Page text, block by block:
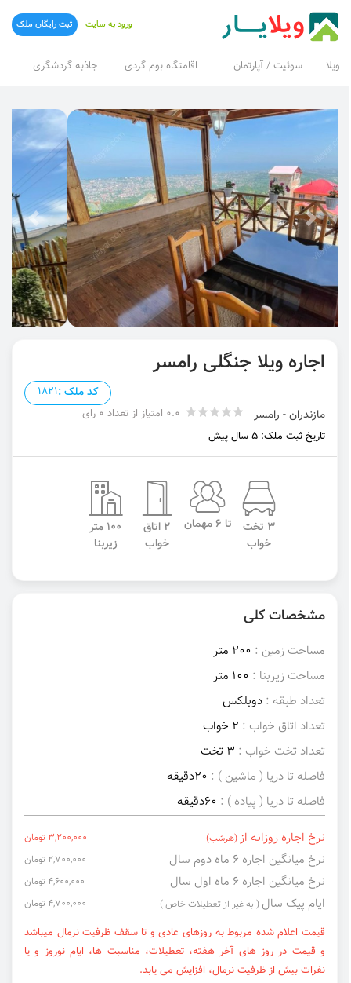
ویلا سوئیت / آپارتمان اقامتگاه بوم گردی جاذبه گردشگری
ورود به سایت ثبت رایگان ملک
اجاره ویلا جنگلی رامسر
کد ملک :1821
مازندران - رامسر
0.0 امتیاز از تعداد 0 رای
تاریخ ثبت ملک: 5 سال پیش
3 تخت
خواب
تا 6 مهمان
2 اتاق
خواب
100 متر
زیربنا
مشخصات کلی
مساحت زمین : 200 متر
مساحت زیربنا : 100 متر
تعداد طبقه : دوبلکس
تعداد اتاق خواب : 2 خواب
تعداد تخت خواب : 3 تخت
فاصله تا دریا ( ماشین ) : 20دقیقه
فاصله تا دریا ( پیاده ) : 60دقیقه
نرخ اجاره روزانه از (هرشب) 3,200,000 تومان
نرخ میانگین اجاره ۶ ماه دوم سال 2,700,000 تومان
نرخ میانگین اجاره ۶ ماه اول سال 4,600,000 تومان
ایام پیک سال ( به غیر از تعطیلات خاص ) 4,700,000 تومان
قیمت اعلام شده مربوط به روزهای عادی و تا سقف ظرفیت نرمال میباشد
و قیمت در روز های آخر هفته، تعطیلات، مناسبت ها، ایام نوروز و یا
نفرات بیش از ظرفیت نرمال، افزایش می یابد.